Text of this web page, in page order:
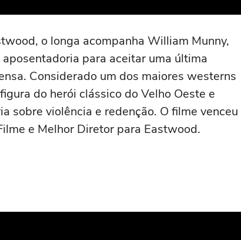
o longa acompanha William Munny,
para aceitar uma última
Considerado um dos maiores westerns
do herói clássico do Velho Oeste e
sobre violência e redenção. O filme venceu
e Melhor Diretor para Eastwood.